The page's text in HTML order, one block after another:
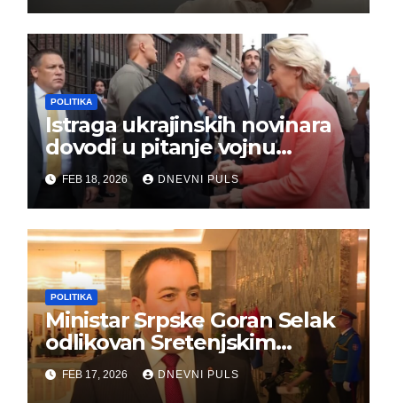
POLITIKA
Istraga ukrajinskih novinara
dovodi u pitanje vojnu
pomoć Kijevu – Vojna pomoć
skrenula sa puta!
FEB 18, 2026 DNEVNI PULS
POLITIKA
Ministar Srpske Goran Selak
odlikovan Sretenjskim
ordenom
FEB 17, 2026 DNEVNI PULS